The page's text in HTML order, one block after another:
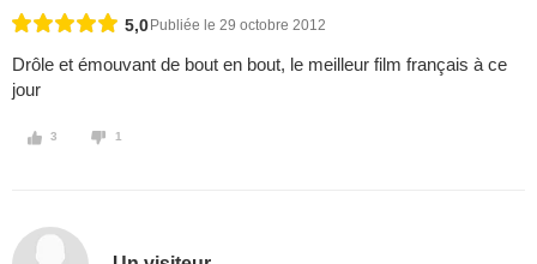
5,0 Publiée le 29 octobre 2012
Drôle et émouvant de bout en bout, le meilleur film français à ce
jour
3 1